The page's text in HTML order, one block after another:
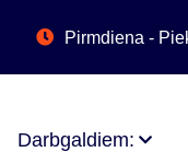
Pirmdiena -
Darbgaldiem: